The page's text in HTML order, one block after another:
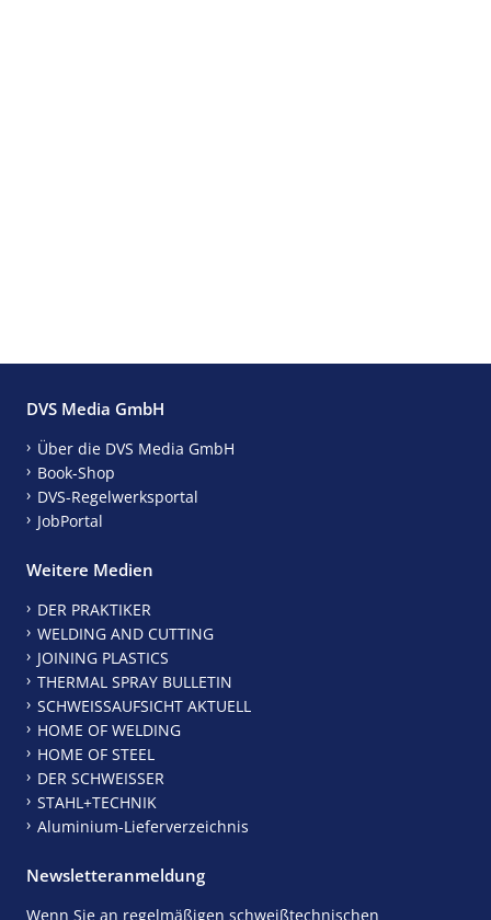
DVS Media GmbH
Über die DVS Media GmbH
Book-Shop
DVS-Regelwerksportal
JobPortal
Weitere Medien
DER PRAKTIKER
WELDING AND CUTTING
JOINING PLASTICS
THERMAL SPRAY BULLETIN
SCHWEISSAUFSICHT AKTUELL
HOME OF WELDING
HOME OF STEEL
DER SCHWEISSER
STAHL+TECHNIK
Aluminium-Lieferverzeichnis
Newsletteranmeldung
Wenn Sie an regelmäßigen schweißtechnischen